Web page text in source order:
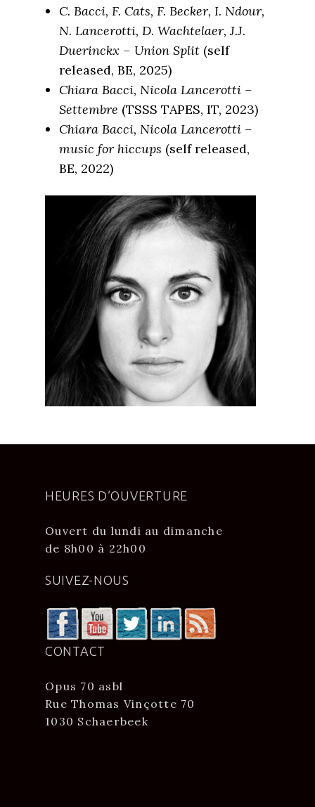
C. Bacci, F. Cats, F. Becker, I. Ndour,
N. Lancerotti, D. Wachtelaer, J.J.
Duerinckx – Union Split (self
released, BE, 2025)
Chiara Bacci, Nicola Lancerotti –
Settembre (TSSS TAPES, IT, 2023)
Chiara Bacci, Nicola Lancerotti –
music for hiccups (self released,
BE, 2022)
HEURES D’OUVERTURE
Ouvert du lundi au dimanche
de 8h00 à 22h00
CONTACT
Opus 70 asbl
Rue Thomas Vinçotte 70
1030 Schaerbeek
SUIVEZ-NOUS